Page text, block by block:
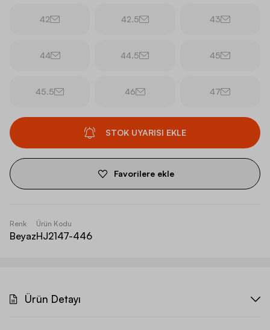
42 42.5 43
44 44.5 45
45.5 46 47
STOK UYARISI EKLE
Favorilere ekle
Renk
Beyaz
Ürün Kodu
HJ2147-446
Ürün Detayı